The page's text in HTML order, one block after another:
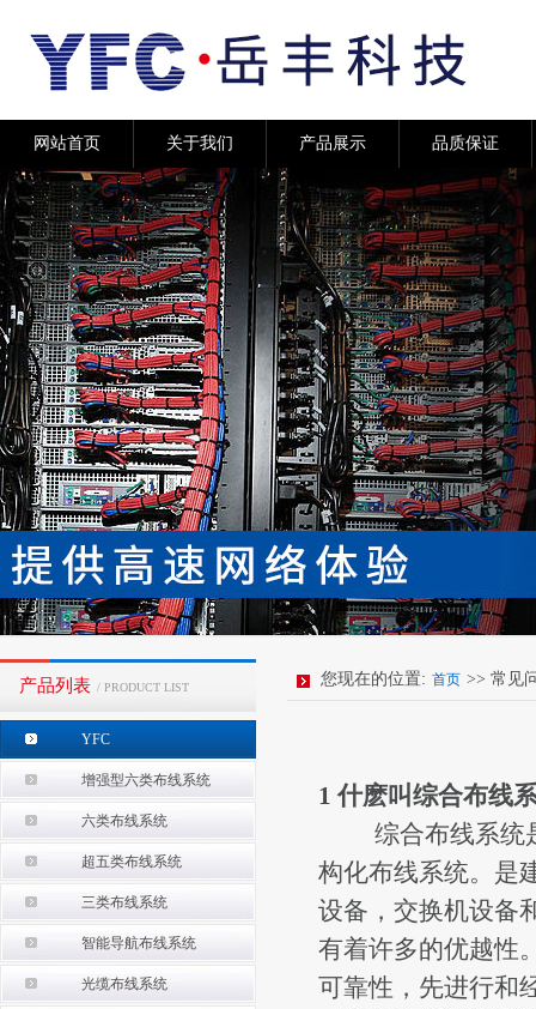
网站首页 关于我们 产品展示 品质保证
产品列表 / PRODUCT LIST
YFC
增强型六类布线系统
六类布线系统
超五类布线系统
三类布线系统
智能导航布线系统
光缆布线系统
您现在的位置: 首页 >> 常见
1 什麽叫综合布线
综合布线系统是
构化布线系统。是
设备，交换机设备
有着许多的优越性
可靠性，先进行和